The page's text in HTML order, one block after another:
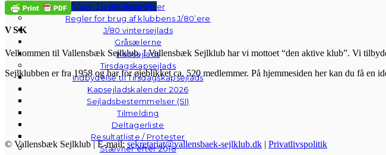
Retningslinjer
Regler for brug af klubbens J/80’ere
J/80 vintersejlads
Gråsælerne
Kapsejlads
Tirsdagskapsejlads
Indbydelse til Tirsdagskapsejlads
Kapsejladskalender 2026
Sejladsbestemmelser (SI)
Tilmelding
Deltagerliste
Resultatliste / Protester
Stævner efter 2018
Share Tweet Share Pin
VSK
Velkommen til Vallensbæk Sejlklub. I Vallensbæk Sejlklub har vi mottoet “den aktive klub”. Vi
Sejlklubben er fra 1958 og har for øjeblikket ca. 520 medlemmer. På hjemmesiden her kan du få en
© Vallensbæk Sejlklub | E-mail:sekretariat@vallensbaek-sejlklub.dk | Privatlivspolitik